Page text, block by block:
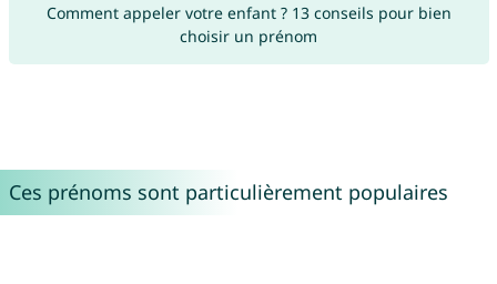
Comment appeler votre enfant ? 13 conseils pour bien
choisir un prénom
Ces prénoms sont particulièrement populaires